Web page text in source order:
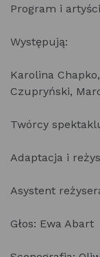
Program i artyści
Występują:
Karolina
Czupryński,
Twórcy
Adaptacja i
Asystent
Głos: Ewa Abart